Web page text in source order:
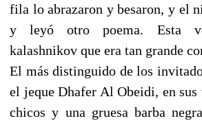
fila lo abrazaron y besaron, y el
y leyó otro poema. Esta
kalashnikov que era tan grande
El más distinguido de los
el jeque Dhafer Al Obeidi, en
chicos y una gruesa barba